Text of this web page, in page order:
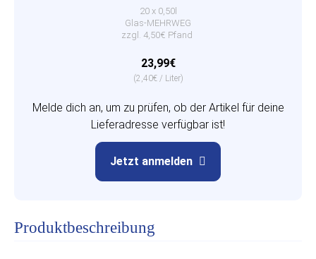
20 x 0,50l
Glas-MEHRWEG
zzgl. 4,50€ Pfand
23,99€
(2,40€ / Liter)
Melde dich an, um zu prüfen, ob der Artikel für deine
Lieferadresse verfügbar ist!
Jetzt anmelden
Produktbeschreibung